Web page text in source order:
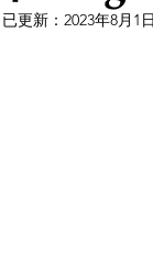
已更新： 2023年8月1日